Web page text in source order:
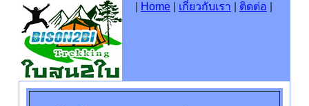
Home| เกี่ยวกับเรา ติดต่อ